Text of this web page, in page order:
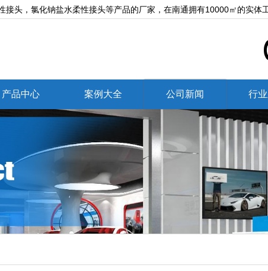
头，氯化钠盐水柔性接头等产品的厂家，在南通拥有10000㎡的实体
产品中心 案例大全 公司新闻 行